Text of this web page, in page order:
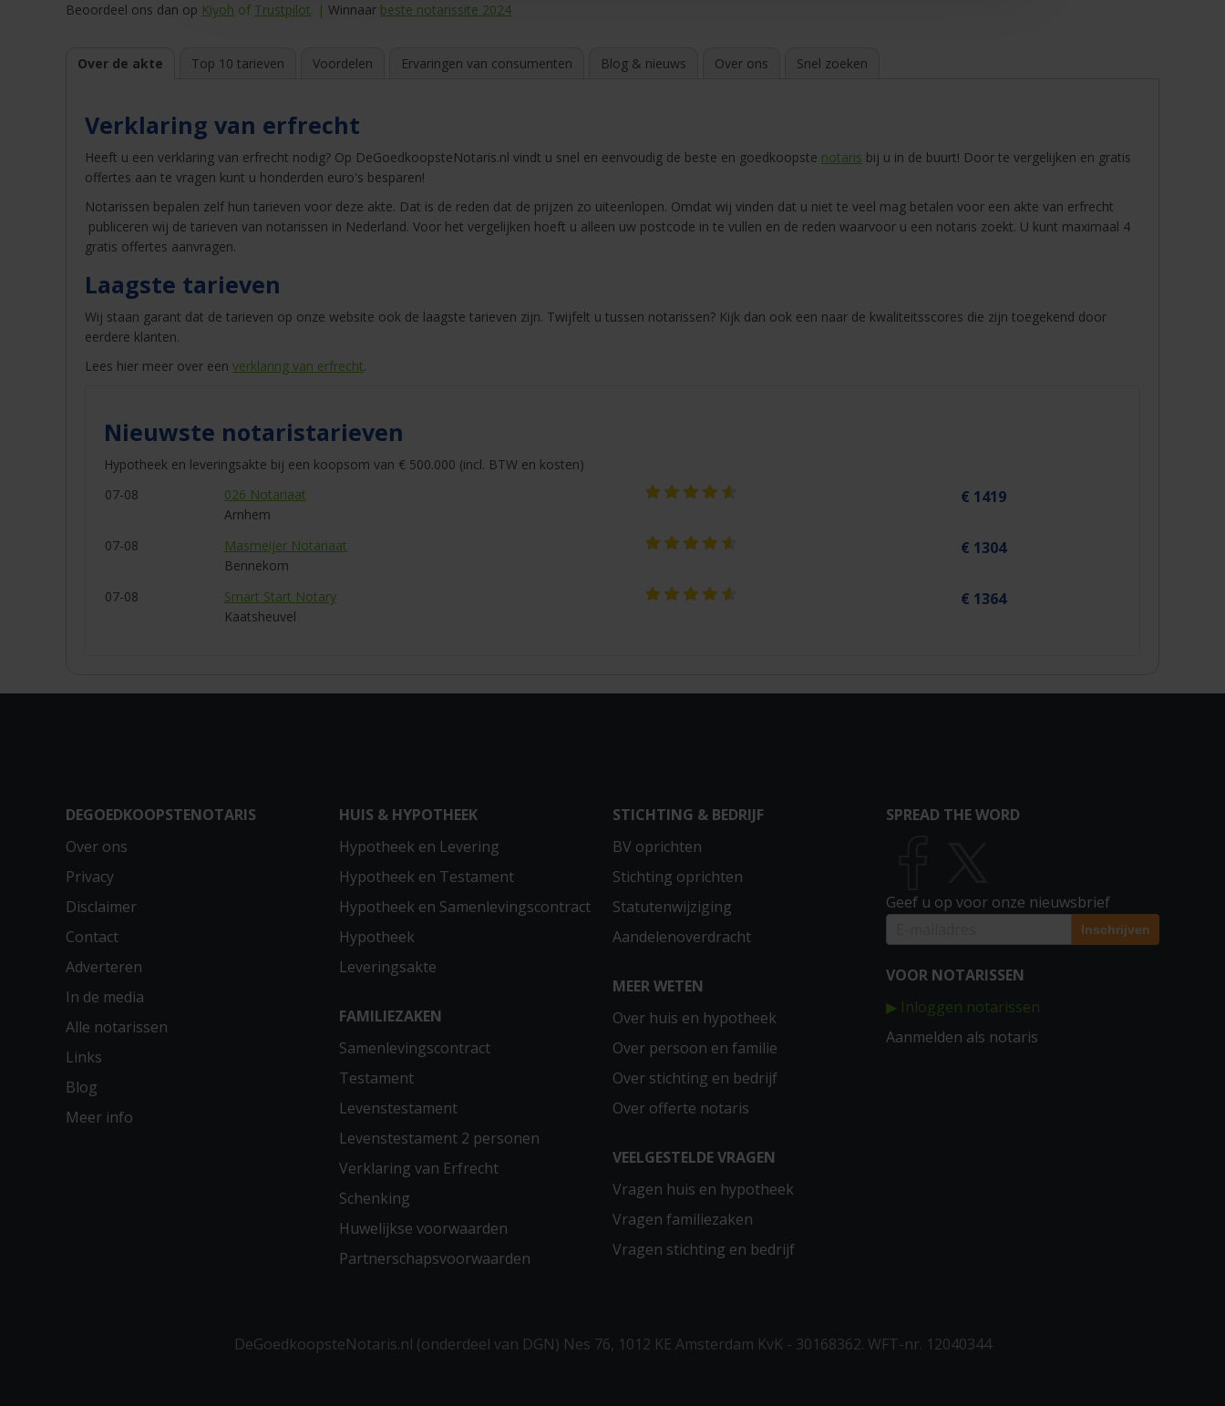
Beoordeel ons dan op Kiyoh of Trustpilot. | Winnaar beste notarissite 2024
Over de akte
Verklaring van erfrecht
Heeft u een verklaring van erfrecht nodig? Op DeGoedkoopsteNotaris.nl vindt u snel en eenvoudig de beste en goedkoopste notaris bij u in de buurt! Door te vergelijken en gratis
offertes aan te vragen kunt u honderden euro's besparen!
Notarissen bepalen zelf hun tarieven voor deze akte. Dat is de reden dat de prijzen zo uiteenlopen. Omdat wij vinden dat u niet te veel mag betalen voor een akte van erfrecht
publiceren wij de tarieven van notarissen in Nederland. Voor het vergelijken hoeft u alleen uw postcode in te vullen en de reden waarvoor u een notaris zoekt. U kunt maximaal 4
gratis offertes aanvragen.
Laagste tarieven
Wij staan garant dat de tarieven op onze website ook de laagste tarieven zijn. Twijfelt u tussen notarissen? Kijk dan ook een naar de kwaliteitsscores die zijn toegekend door
eerdere klanten.
Lees hier meer over een verklaring van erfrecht.
Nieuwste notaristarieven
Hypotheek en leveringsakte bij een koopsom van € 500.000 (incl. BTW en kosten)
07-08
026 Notariaat
Arnhem
€ 1419
07-08
Masmeijer Notariaat
Bennekom
€ 1304
07-08
Smart Start Notary
Kaatsheuvel
€ 1364
Top 10 tarieven Voordelen Ervaringen van consumenten Blog & nieuws Over ons Snel zoeken
DEGOEDKOOPSTENOTARIS
Over ons
Privacy
Disclaimer
Contact
Adverteren
In de media
Alle notarissen
Links
Blog
Meer info
HUIS & HYPOTHEEK
Hypotheek en Levering
Hypotheek en Testament
Hypotheek en Samenlevingscontract
Hypotheek
Leveringsakte
FAMILIEZAKEN
Samenlevingscontract
Testament
Levenstestament
Levenstestament 2 personen
Verklaring van Erfrecht
Schenking
Huwelijkse voorwaarden
Partnerschapsvoorwaarden
STICHTING & BEDRIJF
BV oprichten
Stichting oprichten
Statutenwijziging
Aandelenoverdracht
MEER WETEN
Over huis en hypotheek
Over persoon en familie
Over stichting en bedrijf
Over offerte notaris
VEELGESTELDE VRAGEN
Vragen huis en hypotheek
Vragen familiezaken
Vragen stichting en bedrijf
SPREAD THE WORD
Geef u op voor onze nieuwsbrief
VOOR NOTARISSEN
▶ Inloggen notarissen
Aanmelden als notaris
DeGoedkoopsteNotaris.nl (onderdeel van DGN) Nes 76, 1012 KE Amsterdam KvK - 30168362. WFT-nr. 12040344